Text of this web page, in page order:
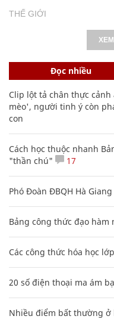
THẾ GIỚI
Đọc nhiều
Clip lột tả chân thực
mèo', người tinh ý còn
con
Cách học thuộc nhanh
"thần chú"
17
Phó Đoàn ĐBQH Hà
Bảng công thức đạo
Các công thức hóa học
20 số điện thoại ma ám
Nhiều điểm bất thường ở